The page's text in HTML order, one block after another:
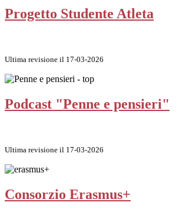
Progetto Studente Atleta
Ultima revisione il 17-03-2026
Podcast "Penne e pensieri"
Ultima revisione il 17-03-2026
Consorzio Erasmus+